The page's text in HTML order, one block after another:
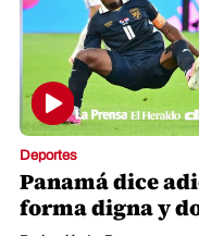
Deportes
Panamá dice
forma digna y